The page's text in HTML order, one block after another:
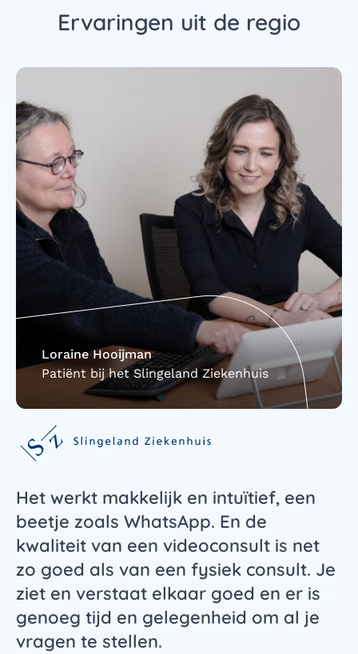
Ervaringen uit de regio
Loraine Hooijman
Patiënt bij het Slingeland Ziekenhuis
Het werkt makkelijk en intuïtief, een
beetje zoals WhatsApp. En de
kwaliteit van een videoconsult is net
zo goed als van een fysiek consult. Je
ziet en verstaat elkaar goed en er is
genoeg tijd en gelegenheid om al je
vragen te stellen.